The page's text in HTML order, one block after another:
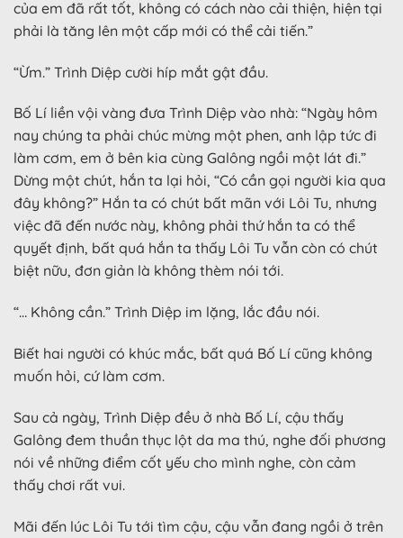
của em đã rất tốt, không có cách nào cải thiện, hiện tại
phải là tăng lên một cấp mới có thể cải tiến.”
“Ừm.” Trình Diệp cười híp mắt gật đầu.
Bố Lí liền vội vàng đưa Trình Diệp vào nhà: “Ngày hôm
nay chúng ta phải chúc mừng một phen, anh lập tức đi
làm cơm, em ở bên kia cùng Galông ngồi một lát đi.”
Dừng một chút, hắn ta lại hỏi, “Có cần gọi người kia qua
đây không?” Hắn ta có chút bất mãn với Lôi Tu, nhưng
việc đã đến nước này, không phải thứ hắn ta có thể
quyết định, bất quá hắn ta thấy Lôi Tu vẫn còn có chút
biệt nữu, đơn giản là không thèm nói tới.
“… Không cần.” Trình Diệp im lặng, lắc đầu nói.
Biết hai người có khúc mắc, bất quá Bố Lí cũng không
muốn hỏi, cứ làm cơm.
Sau cả ngày, Trình Diệp đều ở nhà Bố Lí, cậu thấy
Galông đem thuần thục lột da ma thú, nghe đối phương
nói về những điểm cốt yếu cho mình nghe, còn cảm
thấy chơi rất vui.
Mãi đến lúc Lôi Tu tới tìm cậu, cậu vẫn đang ngồi ở trên